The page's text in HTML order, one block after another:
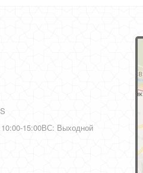
15:00ВС: Выходной